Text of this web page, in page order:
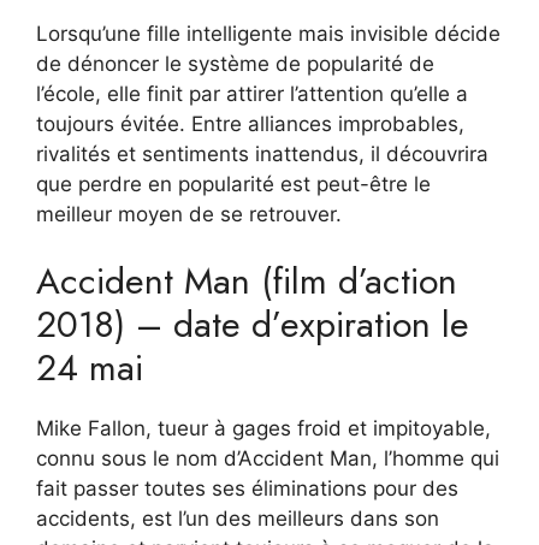
Lorsqu’une fille intelligente mais invisible décide
de dénoncer le système de popularité de
l’école, elle finit par attirer l’attention qu’elle a
toujours évitée. Entre alliances improbables,
rivalités et sentiments inattendus, il découvrira
que perdre en popularité est peut-être le
meilleur moyen de se retrouver.
Accident Man (film d’action
2018) – date d’expiration le
24 mai
Mike Fallon, tueur à gages froid et impitoyable,
connu sous le nom d’Accident Man, l’homme qui
fait passer toutes ses éliminations pour des
accidents, est l’un des meilleurs dans son